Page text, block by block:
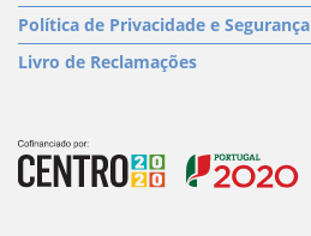
Política de Privacidade e Segurança
Livro de Reclamações